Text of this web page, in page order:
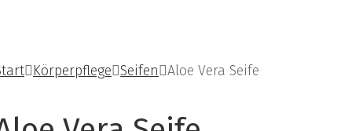
Körperpflege Seifen Aloe Vera Seife